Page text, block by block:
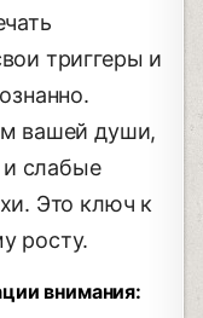
триггеры и
вашей души,
слабые
Это ключ к
росту.
внимания: